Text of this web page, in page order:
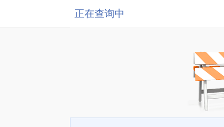
正在查询中